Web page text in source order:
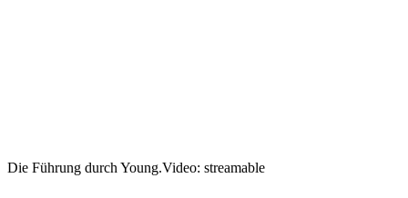
Die Führung durch Young.Video: streamable